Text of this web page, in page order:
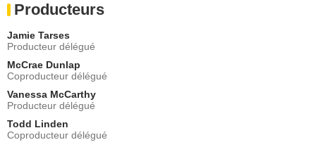
Producteurs
Jamie Tarses
Producteur délégué
McCrae Dunlap
Coproducteur délégué
Vanessa McCarthy
Producteur délégué
Todd Linden
Coproducteur délégué